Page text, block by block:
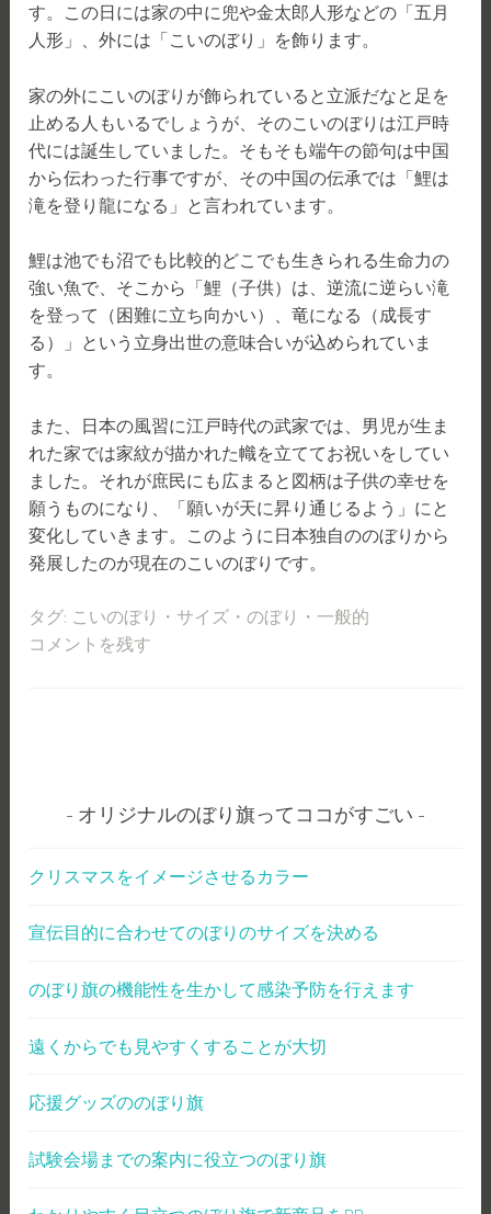
す。この日には家の中に兜や金太郎人形などの「五月
人形」、外には「こいのぼり」を飾ります。
家の外にこいのぼりが飾られていると立派だなと足を
止める人もいるでしょうが、そのこいのぼりは江戸時
代には誕生していました。そもそも端午の節句は中国
から伝わった行事ですが、その中国の伝承では「鯉は
滝を登り龍になる」と言われています。
鯉は池でも沼でも比較的どこでも生きられる生命力の
強い魚で、そこから「鯉（子供）は、逆流に逆らい滝
を登って（困難に立ち向かい）、竜になる（成長す
る）」という立身出世の意味合いが込められていま
す。
また、日本の風習に江戸時代の武家では、男児が生ま
れた家では家紋が描かれた幟を立ててお祝いをしてい
ました。それが庶民にも広まると図柄は子供の幸せを
願うものになり、「願いが天に昇り通じるよう」にと
変化していきます。このように日本独自ののぼりから
発展したのが現在のこいのぼりです。
タグ: こいのぼり ・ サイズ ・のぼり ・ 一般的
コメントを残す
オリジナルのぼり旗ってココがすごい
クリスマスをイメージさせるカラー
宣伝目的に合わせてのぼりのサイズを決める
のぼり旗の機能性を生かして感染予防を行えます
遠くからでも見やすくすることが大切
応援グッズののぼり旗
試験会場までの案内に役立つのぼり旗